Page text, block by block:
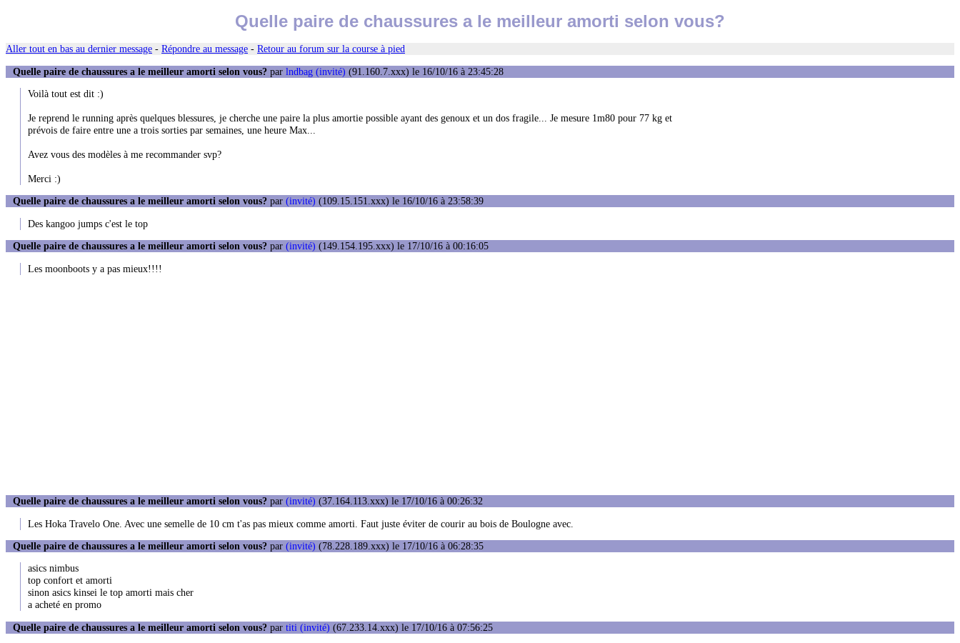
Quelle paire de chaussures a le meilleur amorti selon vous?
Aller tout en bas au dernier message - Répondre au message - Retour au forum sur la course à pied
Quelle paire de chaussures a le meilleur amorti selon vous? par lndbag (invité) (91.160.7.xxx) le 16/10/16 à 23:45:28
Voilà tout est dit :)
Je reprend le running après quelques blessures, je cherche une paire la plus amortie possible ayant des genoux et un dos fragile... Je mesure 1m80 pour 77 kg et
prévois de faire entre une a trois sorties par semaines, une heure Max...
Avez vous des modèles à me recommander svp?
Merci :)
Quelle paire de chaussures a le meilleur amorti selon vous? par (invité) (109.15.151.xxx) le 16/10/16 à 23:58:39
Des kangoo jumps c'est le top
Quelle paire de chaussures a le meilleur amorti selon vous? par (invité) (149.154.195.xxx) le 17/10/16 à 00:16:05
Les moonboots y a pas mieux!!!!
Quelle paire de chaussures a le meilleur amorti selon vous? par (invité) (37.164.113.xxx) le 17/10/16 à 00:26:32
Les Hoka Travelo One. Avec une semelle de 10 cm t'as pas mieux comme amorti. Faut juste éviter de courir au bois de Boulogne avec.
Quelle paire de chaussures a le meilleur amorti selon vous? par (invité) (78.228.189.xxx) le 17/10/16 à 06:28:35
asics nimbus
top confort et amorti
sinon asics kinsei le top amorti mais cher
a acheté en promo
Quelle paire de chaussures a le meilleur amorti selon vous? par titi (invité) (67.233.14.xxx) le 17/10/16 à 07:56:25